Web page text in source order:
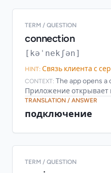
TERM / QUESTION
connection
[kəˈnekʃən]
HINT: Связь клиента с
CONTEXT: The app opens
Приложение открывает
TRANSLATION / ANSWER
подключение
TERM / QUESTION